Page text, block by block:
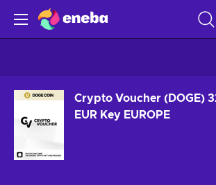
Crypto Voucher (DOGE)
EUR Key EUROPE